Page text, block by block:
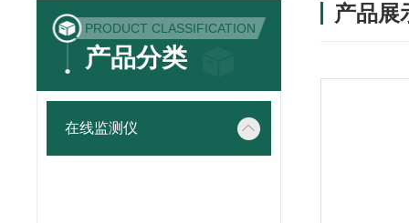
PRODUCT CLASSIFICATION
产品分类
在线监测仪
产品展